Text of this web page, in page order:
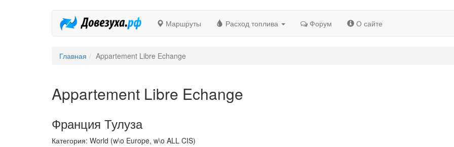
Маршруты Расход топлива Форум О сайте
Главная Appartement Libre Echange
Appartement Libre Echange
Франция Тулуза
Категория: World (w\o Europe, w\o ALL CIS)